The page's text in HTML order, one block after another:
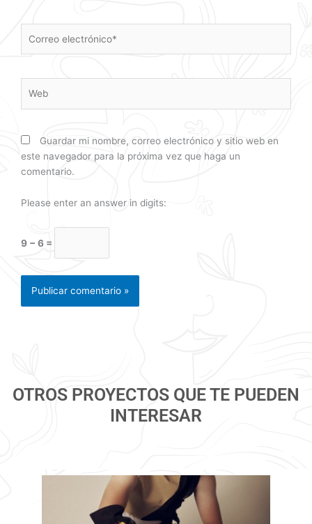
electrónico*
Guardar mi nombre, correo electrónico y sitio web en
este navegador para la próxima vez que haga un
comentario.
Please enter an answer in digits:
9 − 6 =
OTROS PROYECTOS QUE TE PUEDEN
INTERESAR